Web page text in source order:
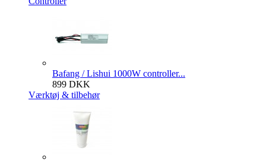
Bafang / Lishui 1000W controller...
899 DKK
Værktøj & tilbehør